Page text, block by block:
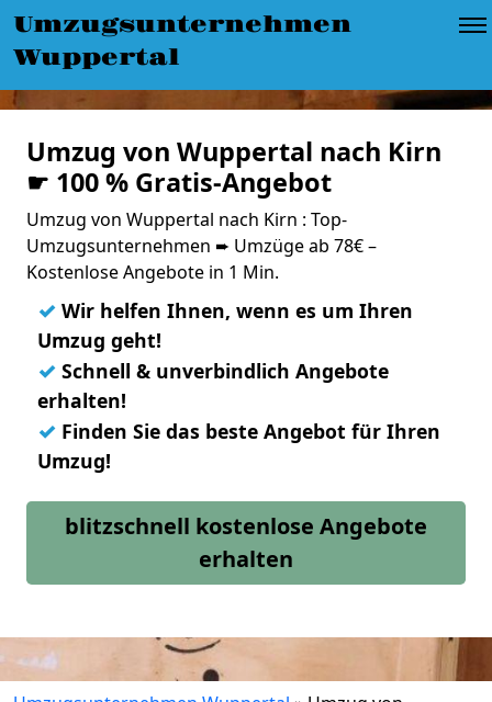
Umzugsunternehmen
Wuppertal
Umzug von Wuppertal nach Kirn
☛ 100 % Gratis-Angebot
Umzug von Wuppertal nach Kirn : Top-
Umzugsunternehmen ➨ Umzüge ab 78€ –
Kostenlose Angebote in 1 Min.
✓ Wir helfen Ihnen, wenn es um Ihren
Umzug geht!
✓ Schnell & unverbindlich Angebote
erhalten!
✓ Finden Sie das beste Angebot für Ihren
Umzug!
blitzschnell kostenlose Angebote
erhalten